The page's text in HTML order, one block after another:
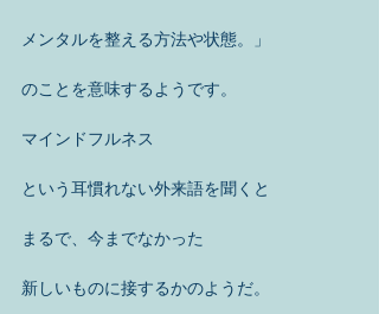
メンタルを整える方法や状態。」
のことを意味するようです。
マインドフルネス
という耳慣れない外来語を聞くと
まるで、今までなかった
新しいものに接するかのようだ。